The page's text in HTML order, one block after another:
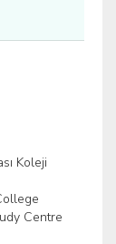
Koleji
Centre